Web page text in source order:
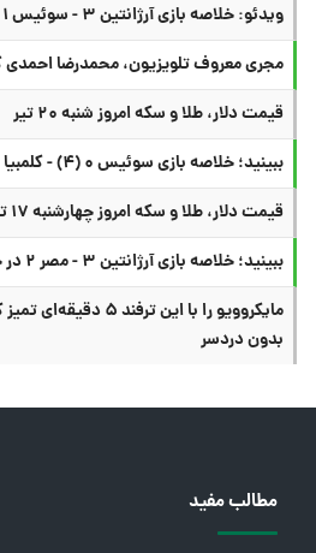
ویدئو: خلاصه بازی آرژانتین ۳ - سوئیس ۱
مجری معروف تلویزیون، محمدرضا
قیمت دلار، طلا و سکه امروز شنبه ۲۰ تیر
ببینید؛ خلاصه بازی سوئیس ۰ (۴) - کلمبیا ۰ (۳) در جام جهانی
قیمت دلار، طلا و سکه امروز چهارشنبه ۱۷ تیر ۱۴۰۵
ببینید؛ خلاصه بازی آرژانتین ۳ - مصر ۲ در جام جهانی
مایکروویو را با این
بدون دردسر
مطالب مفید